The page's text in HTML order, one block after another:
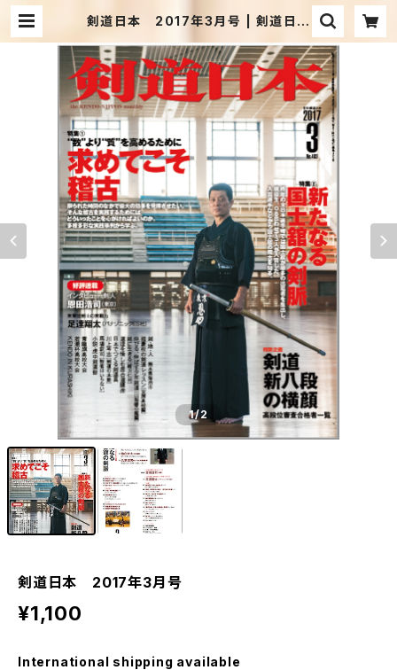
剣道日本 2017年3月号 | 剣道日本
1/2
剣道日本 2017年3月号
¥1,100
International shipping available